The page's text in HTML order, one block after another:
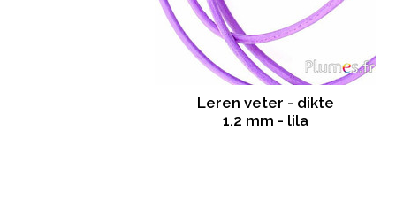
Leren veter - dikte
1.2 mm - lila